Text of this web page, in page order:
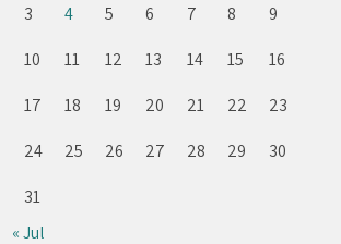
3
4 5 6 7 8
9
10
11 12 13 14 15
16
17
18 19 20 21 22
23
24
25 26 27 28 29
30
31
« Jul